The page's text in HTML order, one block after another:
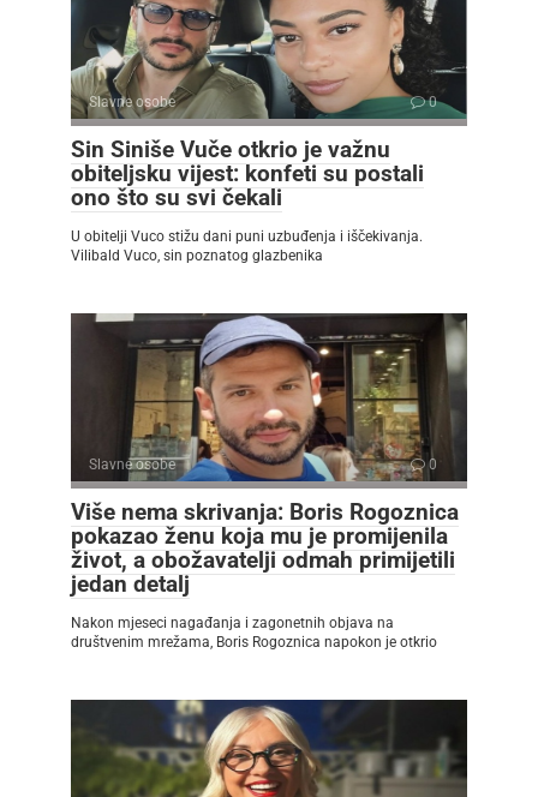
Slavne osobe 0
Sin Siniše Vuče otkrio je važnu
obiteljsku vijest: konfeti su postali
ono što su svi čekali
U obitelji Vuco stižu dani puni uzbuđenja i iščekivanja.
Vilibald Vuco, sin poznatog glazbenika
Slavne osobe 0
Više nema skrivanja: Boris Rogoznica
pokazao ženu koja mu je promijenila
život, a obožavatelji odmah primijetili
jedan detalj
Nakon mjeseci nagađanja i zagonetnih objava na
društvenim mrežama, Boris Rogoznica napokon je otkrio